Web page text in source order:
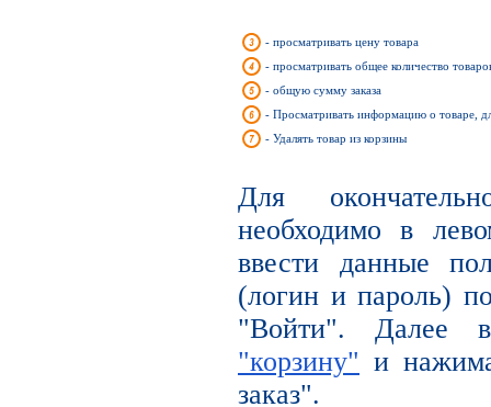
- просматривать цену товара
- просматривать общее количество
- общую сумму заказа
- Просматривать информацию о товаре,
- Удалять товар из корзины
Для
необходимо в
ввести данные
(логин и пароль)
"Войти". Далее
"корзину" и
заказ".